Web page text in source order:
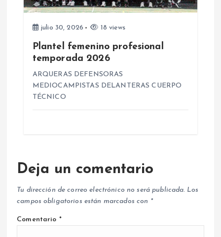
julio 30, 2026 18 views
Plantel femenino profesional
temporada 2026
ARQUERAS DEFENSORAS
MEDIOCAMPISTAS DELANTERAS CUERPO
TÉCNICO
Deja un comentario
Tu dirección de correo electrónico no será publicada. Los
campos obligatorios están marcados con *
Comentario *